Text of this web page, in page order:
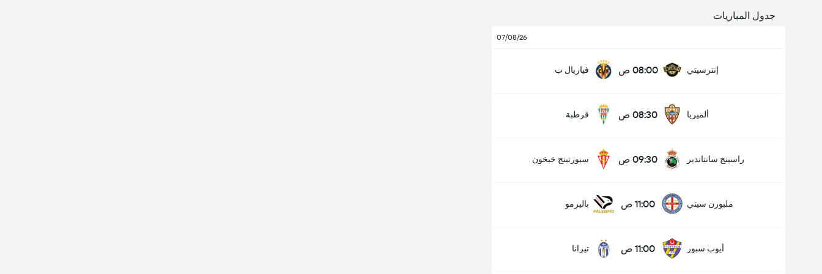
جدول المباريات
07/08/26
إنترسيتي 08:00 ص فياريال ب
ألميريا 08:30 ص قرطبة
راسينج سانتاندير 09:30 ص سبورتينج خيخون
ملبورن سيتي 11:00 ص باليرمو
أيوب سبور 11:00 ص تيرانا